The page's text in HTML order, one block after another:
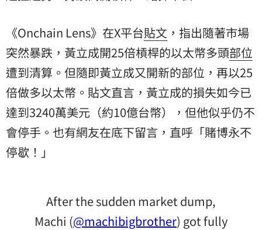
《Onchain Lens》在X平台貼文 ，指出隨著市場
突然暴跌，黃立成開25倍槓桿的以太幣多頭部位
遭到清算。但隨即黃立成又開新的部位，再以25
倍做多以太幣。貼文直言，黃立成的損失如今已
達到3240萬美元（約10億台幣），但他似乎仍不
會停手。也有網友在底下留言，直呼「賭博永不
停歇！」
After the sudden market dump,
Machi (@machibigbrother) got fully